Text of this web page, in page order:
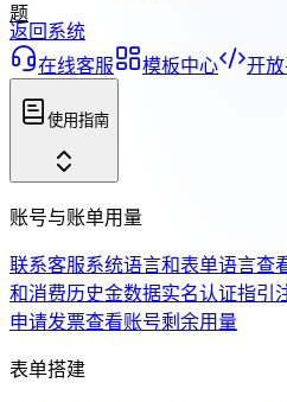
题
返回系统
在线客服
模板中心 开
使用指南
账号与账单用量
联系客服系统语言和表单语言查
和消费历史金数据实名认证指引
申请发票查看账号剩余用量
表单搭建